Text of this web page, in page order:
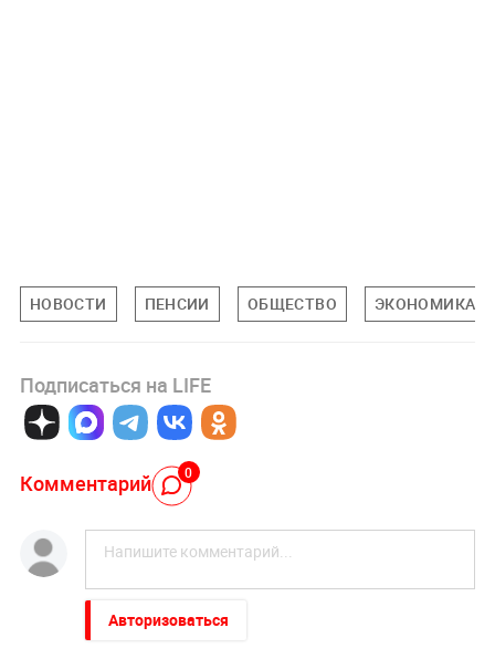
НОВОСТИ ПЕНСИИ ОБЩЕСТВО ЭКОНОМИКА
Подписаться на LIFE
Комментарий 0
Авторизоваться